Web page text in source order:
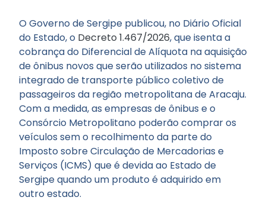
O Governo de Sergipe publicou, no Diário Oficial
do Estado, o Decreto 1.467/2026, que isenta a
cobrança do Diferencial de Alíquota na aquisição
de ônibus novos que serão utilizados no sistema
integrado de transporte público coletivo de
passageiros da região metropolitana de Aracaju.
Com a medida, as empresas de ônibus e o
Consórcio Metropolitano poderão comprar os
veículos sem o recolhimento da parte do
Imposto sobre Circulação de Mercadorias e
Serviços (ICMS) que é devida ao Estado de
Sergipe quando um produto é adquirido em
outro estado.